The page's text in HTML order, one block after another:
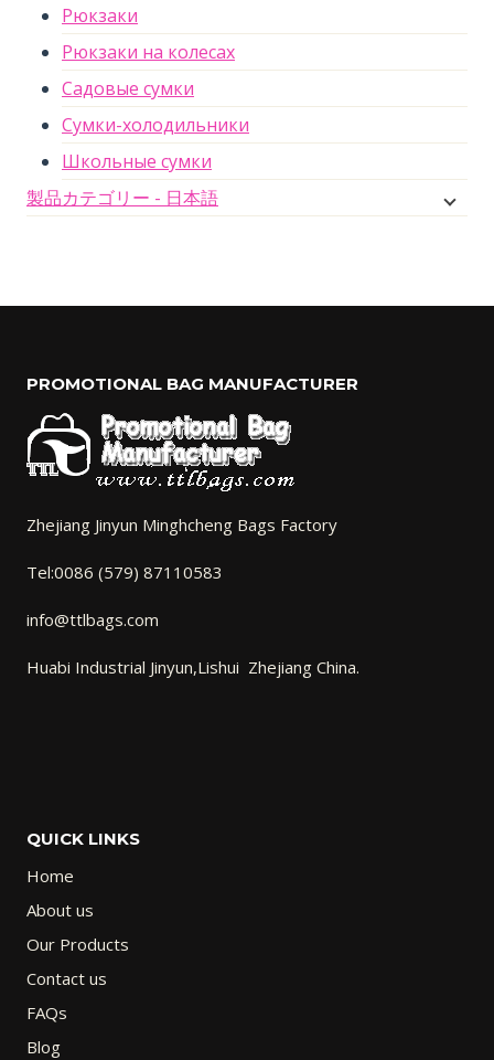
Рюкзаки
Рюкзаки на колесах
Садовые сумки
Сумки-холодильники
Школьные сумки
製品カテゴリー - 日本語
PROMOTIONAL BAG MANUFACTURER
Zhejiang Jinyun Minghcheng Bags Factory
Tel:0086 (579) 87110583
info@ttlbags.com
Huabi Industrial Jinyun,Lishui Zhejiang China.
QUICK LINKS
Home
About us
Our Products
Contact us
FAQs
Blog